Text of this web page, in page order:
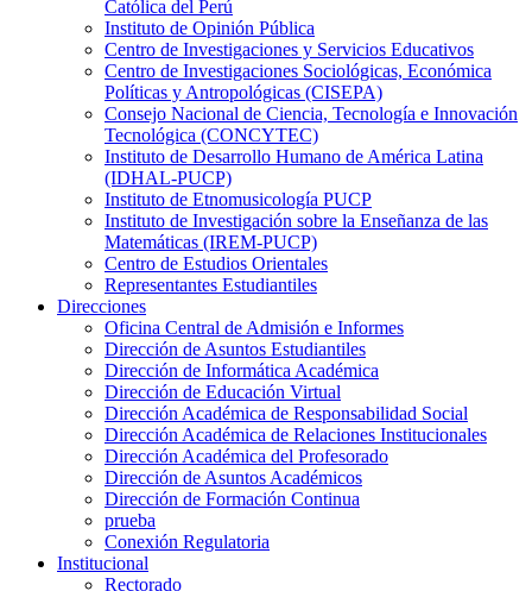
Católica del Perú
Instituto de Opinión Pública
Centro de Investigaciones y Servicios Educativos
Centro de Investigaciones Sociológicas, Económica
Políticas y Antropológicas (CISEPA)
Consejo Nacional de Ciencia, Tecnología e Innovación
Tecnológica (CONCYTEC)
Instituto de Desarrollo Humano de América Latina
(IDHAL-PUCP)
Instituto de Etnomusicología PUCP
Instituto de Investigación sobre la Enseñanza de las
Matemáticas (IREM-PUCP)
Centro de Estudios Orientales
Representantes Estudiantiles
Direcciones
Oficina Central de Admisión e Informes
Dirección de Asuntos Estudiantiles
Dirección de Informática Académica
Dirección de Educación Virtual
Dirección Académica de Responsabilidad Social
Dirección Académica de Relaciones Institucionales
Dirección Académica del Profesorado
Dirección de Asuntos Académicos
Dirección de Formación Continua
prueba
Conexión Regulatoria
Institucional
Rectorado